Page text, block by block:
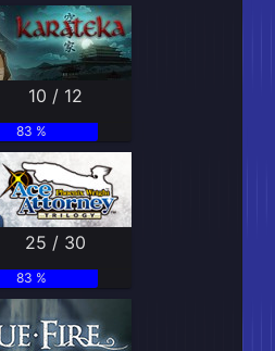
10 / 12
83 %
25 / 30
83 %